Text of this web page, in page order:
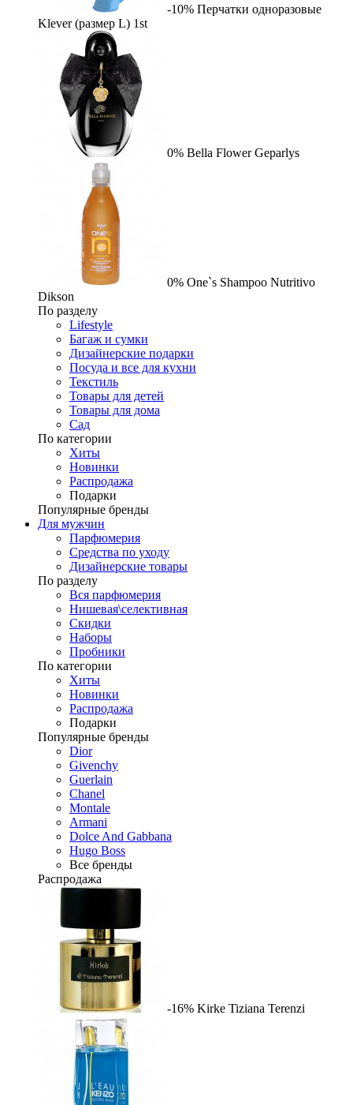
-10% Перчатки одноразовые
Klever (размер L) 1st
0% Bella Flower Geparlys
0% One`s Shampoo Nutritivo
Dikson
По разделу
Lifestyle
Багаж и сумки
Дизайнерские подарки
Посуда и все для кухни
Текстиль
Товары для детей
Товары для дома
Сад
По категории
Хиты
Новинки
Распродажа
Подарки
Популярные бренды
Для мужчин
Парфюмерия
Средства по уходу
Дизайнерские товары
По разделу
Вся парфюмерия
Нишевая\селективная
Скидки
Наборы
Пробники
По категории
Хиты
Новинки
Распродажа
Подарки
Популярные бренды
Dior
Givenchy
Guerlain
Chanel
Montale
Armani
Dolce And Gabbana
Hugo Boss
Все бренды
Распродажа
-16% Kirke Tiziana Terenzi